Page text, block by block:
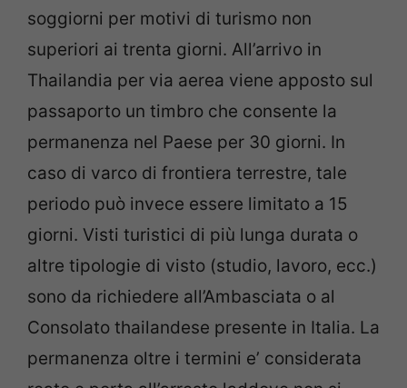
soggiorni per motivi di turismo non
superiori ai trenta giorni. All’arrivo in
Thailandia per via aerea viene apposto sul
passaporto un timbro che consente la
permanenza nel Paese per 30 giorni. In
caso di varco di frontiera terrestre, tale
periodo può invece essere limitato a 15
giorni. Visti turistici di più lunga durata o
altre tipologie di visto (studio, lavoro, ecc.)
sono da richiedere all’Ambasciata o al
Consolato thailandese presente in Italia. La
permanenza oltre i termini e’ considerata